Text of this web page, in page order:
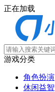
正在加载
游戏分类
角色扮演
休闲益智